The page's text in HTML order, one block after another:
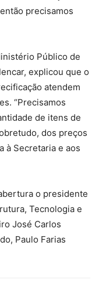
precisamos
Público de
explicou que o
atendem
“Precisamos
de itens de
dos preços
à Secretaria e aos
o presidente
Tecnologia e
José Carlos
Paulo Farias